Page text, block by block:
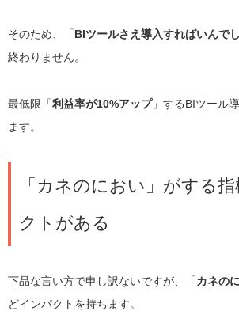
そのため、「BIツールさえ導入すればいんで
終わりません。
最低限「利益率が10%アップ」するBIツール
ます。
「カネのにおい」がする
クトがある
下品な言い方で申し訳ないですが、「カネの
どインパクトを持ちます。